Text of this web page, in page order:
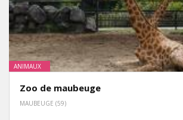
ANIMAUX
Zoo de maubeuge
MAUBEUGE (59)